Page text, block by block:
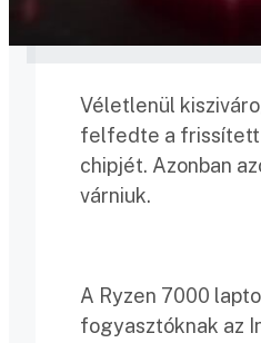
Véletlenül
felfedte a frissített
chipjét. Azonban
várniuk.
A Ryzen 7000
fogyasztóknak az